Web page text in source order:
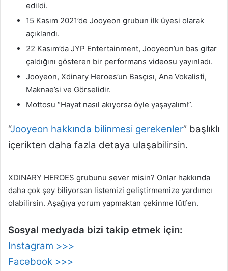
edildi.
15 Kasım 2021’de Jooyeon grubun ilk üyesi olarak
açıklandı.
22 Kasım’da JYP Entertainment, Jooyeon’un bas gitar
çaldığını gösteren bir performans videosu yayınladı.
Jooyeon, Xdinary Heroes’un Basçısı, Ana Vokalisti,
Maknae’si ve Görselidir.
Mottosu “Hayat nasıl akıyorsa öyle yaşayalım!”.
“Jooyeon hakkında bilinmesi gerekenler” başlıklı
içerikten daha fazla detaya ulaşabilirsin.
XDINARY HEROES grubunu sever misin? Onlar hakkında
daha çok şey biliyorsan listemizi geliştirmemize yardımcı
olabilirsin. Aşağıya yorum yapmaktan çekinme lütfen.
Sosyal medyada bizi takip etmek için:
Instagram >>>
Facebook >>>